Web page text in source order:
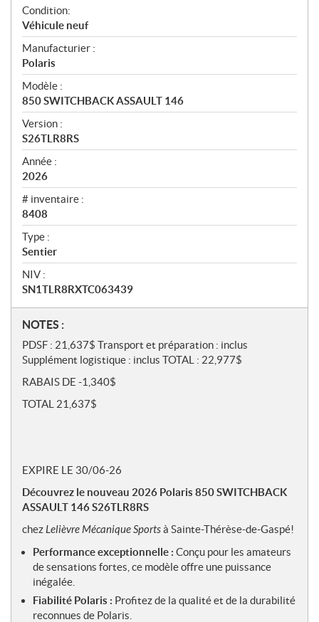
A
p
e
r
ç
u
Condition:
Véhicule neuf
Manufacturier :
Polaris
Modèle :
850 SWITCHBACK ASSAULT 146
Version :
S26TLR8RS
Année :
2026
# inventaire :
8408
Type :
Sentier
NIV :
SN1TLR8RXTC063439
N
o
t
s
NOTES :
PDSF : 21,637$ Transport et préparation : inclus
Supplément logistique : inclus TOTAL : 22,977$
RABAIS DE -1,340$
TOTAL 21,637$
EXPIRE LE 30/06-26
Découvrez le nouveau 2026 Polaris 850 SWITCHBACK
ASSAULT 146 S26TLR8RS
chezLelièvre Mécanique Sportsà Sainte-Thérèse-de-Gaspé!
Performance exceptionnelle : Conçu pour les amateurs
de sensations fortes, ce modèle offre une puissance
inégalée.
Fiabilité Polaris : Profitez de la qualité et de la durabilité
reconnues de Polaris.